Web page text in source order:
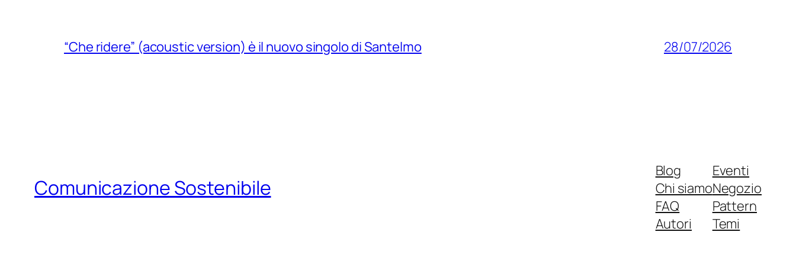
“Che ridere” (acoustic version) è il nuovo singolo di Santelmo 28/07/2026
Comunicazione Sostenibile
Blog
Chi siamo
FAQ
Autori
Eventi
Negozio
Pattern
Temi